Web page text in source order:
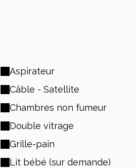
Aspirateur
Câble - Satellite
Chambres non fumeur
Double vitrage
Grille-pain
Lit bébé (sur demande)